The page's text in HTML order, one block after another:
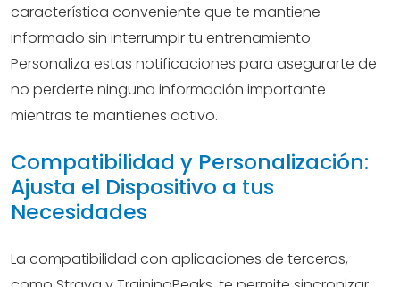
característica conveniente que te mantiene
informado sin interrumpir tu entrenamiento.
Personaliza estas notificaciones para asegurarte de
no perderte ninguna información importante
mientras te mantienes activo.
Compatibilidad y Personalización:
Ajusta el Dispositivo a tus
Necesidades
La compatibilidad con aplicaciones de terceros,